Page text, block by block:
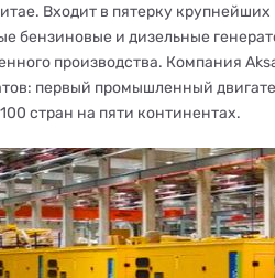
Входит в пятерку
бензиновые и дизельные
производства. Компания
первый промышленный
стран на пяти континентах.